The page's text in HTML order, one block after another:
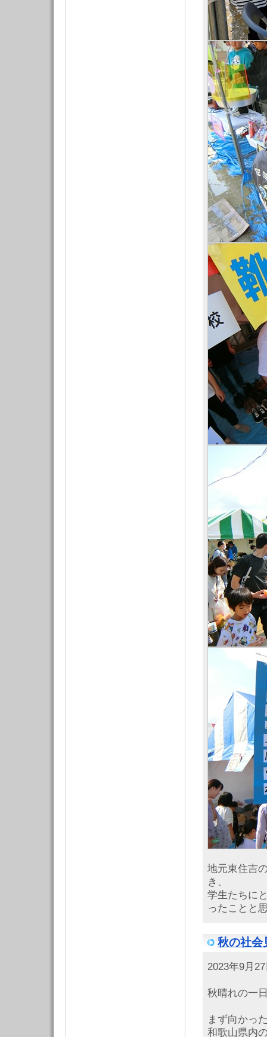
地元東住吉
き、
学生たちに
ったことと
秋の社会
2023年9月
秋晴れの一
まず向かっ
和歌山県内